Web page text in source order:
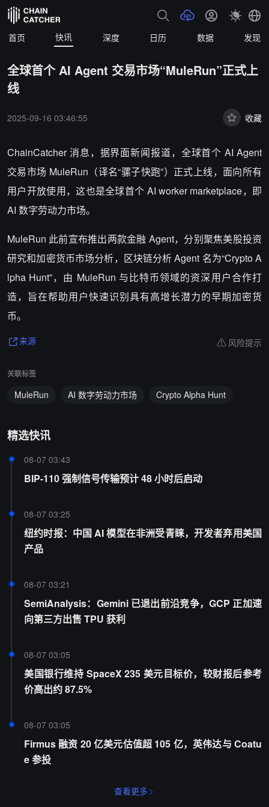
首页 快讯 深度 日历 数据 发现
全球首个 AI Agent 交易市场“MuleRun”正式上
线
2025-09-16 03:46:55 收藏
ChainCatcher 消息，据界面新闻报道，全球首个 AI Agent
交易市场 MuleRun（译名“骡子快跑”）正式上线，面向所有
用户开放使用，这也是全球首个 AI worker marketplace，即
AI 数字劳动力市场。
MuleRun 此前宣布推出两款金融 Agent，分别聚焦美股投资
研究和加密货币市场分析，区块链分析 Agent 名为“Crypto A
lpha Hunt”，由 MuleRun 与比特币领域的资深用户合作打
造，旨在帮助用户快速识别具有高增长潜力的早期加密货
币。
来源 风险提示
关联标签
MuleRun AI 数字劳动力市场 Crypto Alpha Hunt
精选快讯
08-07 03:43
BIP-110 强制信号传输预计 48 小时后启动
08-07 03:25
纽约时报：中国 AI 模型在非洲受青睐，开发者弃用美国
产品
08-07 03:21
SemiAnalysis：Gemini 已退出前沿竞争，GCP 正加速
向第三方出售 TPU 获利
08-07 03:05
美国银行维持 SpaceX 235 美元目标价，较财报后参考
价高出约 87.5%
08-07 03:05
Firmus 融资 20 亿美元估值超 105 亿，英伟达与 Coatu
e 参投
查看更多